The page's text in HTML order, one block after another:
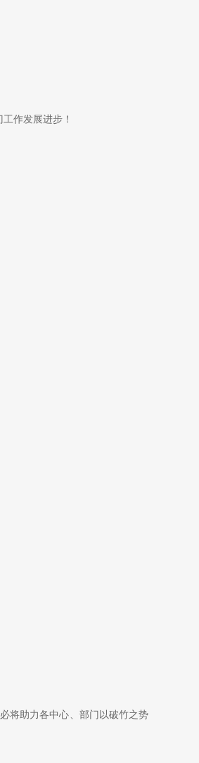
作发展进步！
将助力各中心、部门以破竹之势